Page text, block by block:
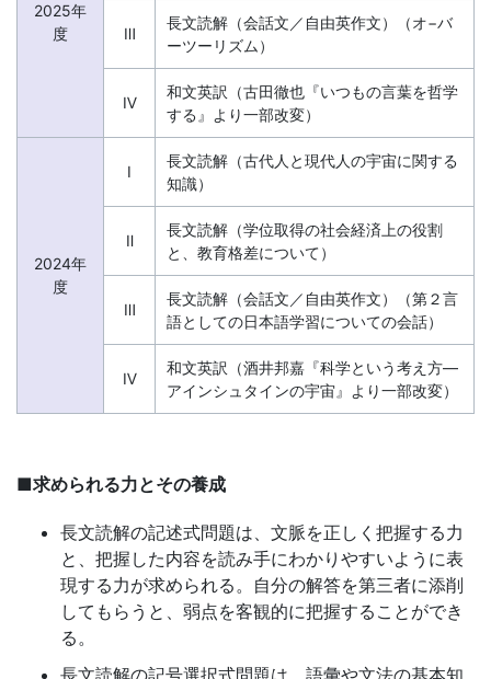
取
ハ
で、
2025年
度
Ⅲ
長文読解（会話文／自由英作文）（オ−バ
ーツーリズム）
Ⅳ
和文英訳（古田徹也『いつもの言葉を哲学
する』より一部改変）
2024年
度
Ⅰ
長文読解（古代人と現代人の宇宙に関する
知識）
Ⅱ
長文読解（学位取得の社会経済上の役割
と、教育格差について）
Ⅲ
長文読解（会話文／自由英作文）（第２言
語としての日本語学習についての会話）
Ⅳ
和文英訳（酒井邦嘉『科学という考え方―
アインシュタインの宇宙』より一部改変）
■求められる力とその養成
長文読解の記述式問題は、文脈を正しく把握する力
と、把握した内容を読み手にわかりやすいように表
現する力が求められる。自分の解答を第三者に添削
してもらうと、弱点を客観的に把握することができ
る。